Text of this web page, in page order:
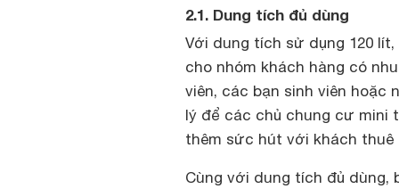
2.1. Dung tích đủ dùng
Với dung tích sử dụng 120
cho nhóm khách hàng có
viên, các bạn sinh viên hoặc
lý để các chủ chung cư mini
thêm sức hút với khách thuê
Cùng với dung tích đủ dùng,